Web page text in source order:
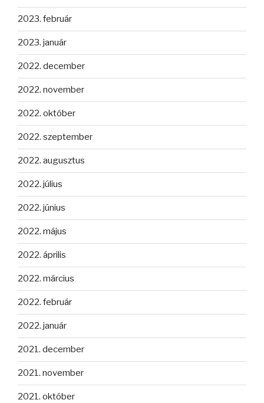
2023. február
2023. január
2022. december
2022. november
2022. október
2022. szeptember
2022. augusztus
2022. július
2022. június
2022. május
2022. április
2022. március
2022. február
2022. január
2021. december
2021. november
2021. október